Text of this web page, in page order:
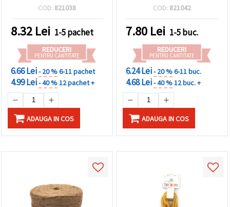
COD: 821038
8.32 Lei 1-5 pachet
REDUCERI
PENTRU CANTITATE
6.66 Lei- 20 %6-11 pachet
4.99 Lei- 40 %12 pachet +
ADAUGA IN COS
COD: 821042
7.80 Lei 1-5 buc.
REDUCERI
PENTRU CANTITATE
6.24 Lei- 20 %6-11 buc.
4.68 Lei- 40 %12 buc. +
ADAUGA IN COS